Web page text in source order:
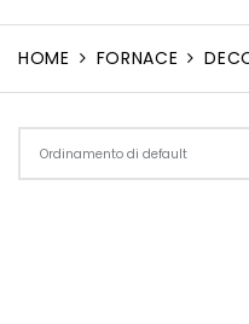
HOME FORNACE